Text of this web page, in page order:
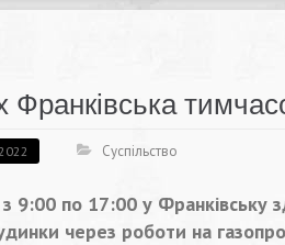
Суспільство
9:00 по 17:00 у Франківську
через роботи на